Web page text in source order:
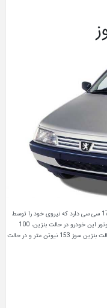
405 GLX گاز سوز ایران خودرو موتوری پایه گاز سوز به حجم 1761 سی سی دارد که نیروی خود را توسط
گیربکس 5 سرعته دستی به چرخهای جلو انتقال میدهد. قدرت موتور این خودرو در حالت بنزین، 100
اسب بخار و در حالت گاز 83 اسب بخار است. گشتاور آن نیز در حالت بنزین سوز 153 نیوتن متر و در حالت